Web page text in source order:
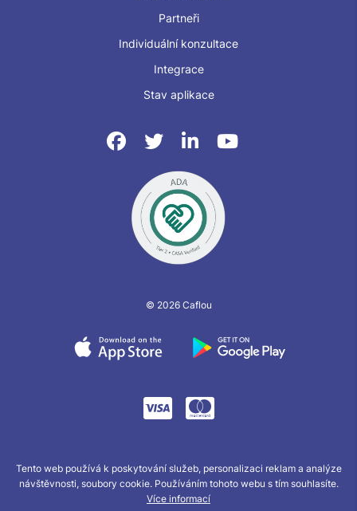
Partneři
Individuální konzultace
Integrace
Stav aplikace
© 2026 Caflou
Tento web používá k poskytování služeb, personalizaci reklam a analýze
návštěvnosti, soubory cookie. Používáním tohoto webu s tím souhlasíte.
Více informací